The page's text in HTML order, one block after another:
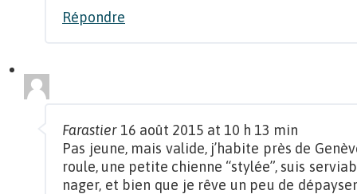
Répondre
Farastier 16 août 2015 at 10 h 13 min
Pas jeune, mais valide, j’habite près de
roule, une petite chienne “stylée”, suis
nager, et bien que je rêve un peu de